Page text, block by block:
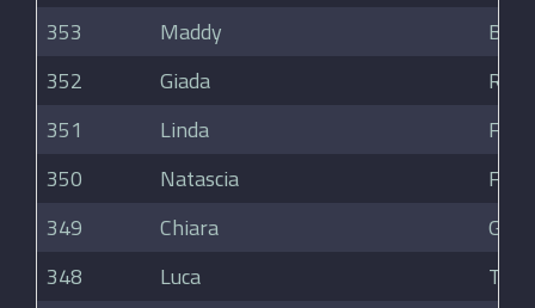
353
Maddy
352
Giada
351
Linda
350
Natascia
349
Chiara
Gelpi
348
Luca